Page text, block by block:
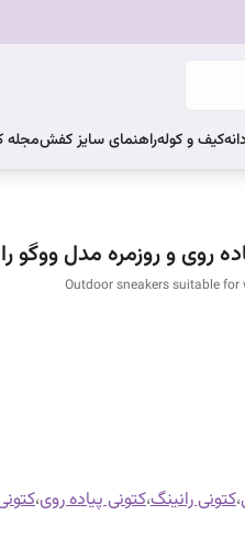
کیف و کولهراهنمای سایز کفش
روی و روزمره مدل ووگو
Outdoor sneakers suitable
،کتونی رانینگ،کتونی پیاده روی،